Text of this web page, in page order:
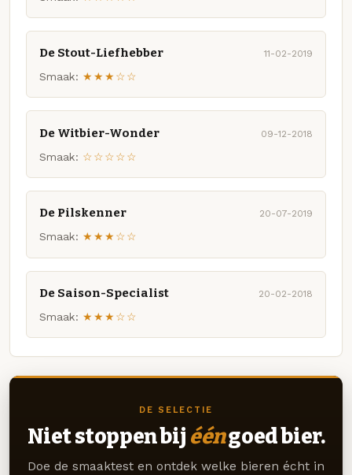
De Stout-Liefhebber 11-02-2019
Smaak: ★★★☆☆
De Witbier-Wonder 09-12-2018
Smaak: ☆☆☆☆☆
De Pilskenner 20-07-2019
Smaak: ★★★☆☆
De Saison-Specialist 20-02-2018
Smaak: ★★★☆☆
DE SELECTIE
Niet stoppen bij ééngoed bier.
Doe de smaaktest en ontdek welke bieren écht in